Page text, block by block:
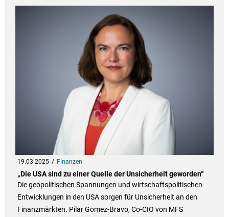
19.03.2025 Finanzen
„Die USA sind zu einer Quelle der Unsicherheit geworden“
Die geopolitischen Spannungen und wirtschaftspolitischen
Entwicklungen in den USA sorgen für Unsicherheit an den
Finanzmärkten. Pilar Gomez-Bravo, Co-CIO von MFS